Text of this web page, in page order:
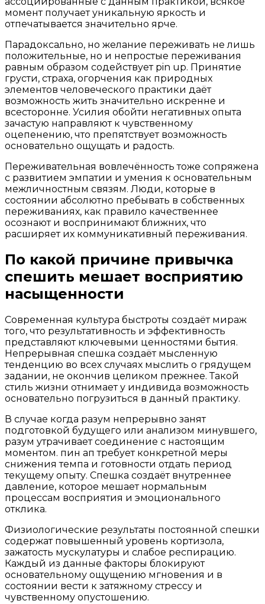
момент получает уникальную яркость и
отпечатывается значительно ярче.
Парадоксально, но желание переживать не лишь
положительные, но и непростые переживания
равным образом содействует pin up. Принятие
грусти, страха, огорчения как природных
элементов человеческого практики даёт
возможность жить значительно искренне и
всесторонне. Усилия обойти негативных опыта
зачастую направляют к чувственному
оцепенению, что препятствует возможность
основательно ощущать и радость.
Переживательная вовлечённость тоже сопряжена
с развитием эмпатии и умения к основательным
межличностным связям. Люди, которые в
состоянии абсолютно пребывать в собственных
переживаниях, как правило качественнее
осознают и воспринимают ближних, что
расширяет их коммуникативный переживания.
По какой причине привычка
спешить мешает восприятию
насыщенности
Современная культура быстроты создаёт мираж
того, что результативность и эффективность
представляют ключевыми ценностями бытия.
Непрерывная спешка создаёт мысленную
тенденцию во всех случаях мыслить о грядущем
задании, не окончив целиком прежнее. Такой
стиль жизни отнимает у индивида возможность
основательно погрузиться в данный практику.
В случае когда разум непрерывно занят
подготовкой будущего или анализом минувшего,
разум утрачивает соединение с настоящим
моментом. пин ап требует конкретной меры
снижения темпа и готовности отдать период
текущему опыту. Спешка создаёт внутреннее
давление, которое мешает нормальным
процессам восприятия и эмоционального
отклика.
Физиологические результаты постоянной спешки
содержат повышенный уровень кортизола,
зажатость мускулатуры и слабое респирацию.
Каждый из данные факторы блокируют
основательному ощущению мгновения и в
состоянии вести к затяжному стрессу и
чувственному опустошению.